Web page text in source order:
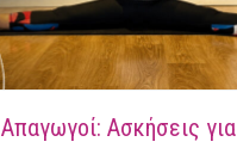
Απαγωγοί: Ασκήσεις για